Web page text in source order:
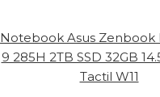
Notebook Asus Zenbook
9 285H 2TB SSD 32GB
Tactil W11